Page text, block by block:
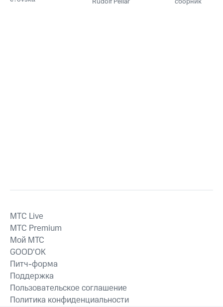
Pellara
MTС Live
MTС Premium
Мой МТС
GOOD’OK
Питч-форма
Поддержка
Пользовательское соглашение
Политика конфиденциальности